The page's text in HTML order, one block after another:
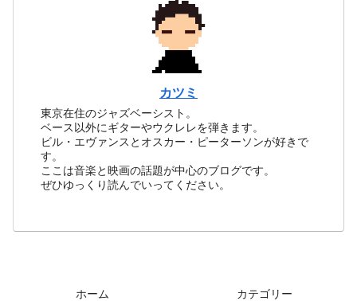
カツミ
東京在住のジャズベーシスト。
ベース以外にギターやウクレレを弾きます。
ビル・エヴァンスとオスカー・ピーターソンが好きで
す。
ここは音楽と映画の話題が中心のブログです。
ぜひゆっくり読んでいってください。
ホーム カテゴリー